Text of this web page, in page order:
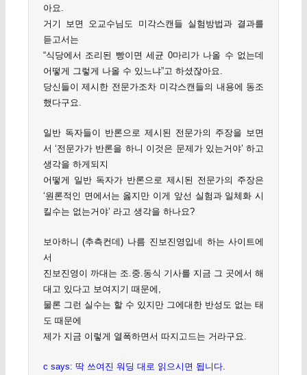
아요.
거기 보면 오교수님도 미각스캔들 실험방법과 결과를
듣고서는
“식당에서 조리된 빵이면 세균 0마리가 나올 수 없는데
어떻게 그렇게 나올 수 있느냐”고 하셨잖아요.
당신들이 제시한 전문가조차 미각스캔들의 내용에 동조
했다구요.
일반 독자들이 반론으로 제시된 전문가의 주장을 보면
서 ‘전문가가 반론을 하니 이것은 문제가 있는거야’ 하고
생각을 하게되지
어떻게 일반 독자가 반론으로 제시된 전문가의 주장은
‘원론적인 면에서는 옳지만 이게 앞선 실험과 일체화 시
킬수는 없는거야’ 라고 생각을 하나요?
보아하니 (추측컨데) 나름 진보진영입네 하는 사이트에
서
진보진영이 까대는 조.중.동식 기사를 지금 그 곳에서 해
대고 있다고 보여지기 때문에,
물론 그런 실수는 할 수 있지만 그에대한 반성도 없는 태
도 때문에
제가 지금 이렇게 열폭하면서 따지고드는 거라구요.
c says: 딱 쓰여진 워딩 대로 읽으시면 됩니다.